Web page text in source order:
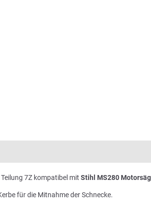
7Z kompatibel mit Stihl MS280
für die Mitnahme der Schnecke.